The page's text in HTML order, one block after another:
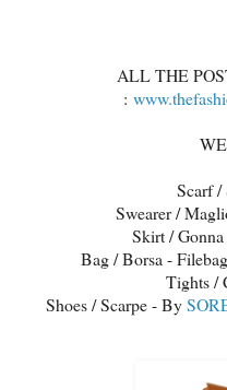
ALL THE
:
Scarf /
Swearer /
Skirt /
Bag / Borsa -
Tights /
Shoes / Scarpe - By